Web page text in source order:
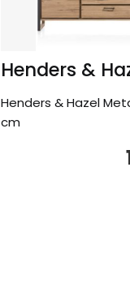
Henders &
Henders & Hazel
cm